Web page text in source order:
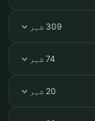
309 شہر
74 شہر
20 شہر